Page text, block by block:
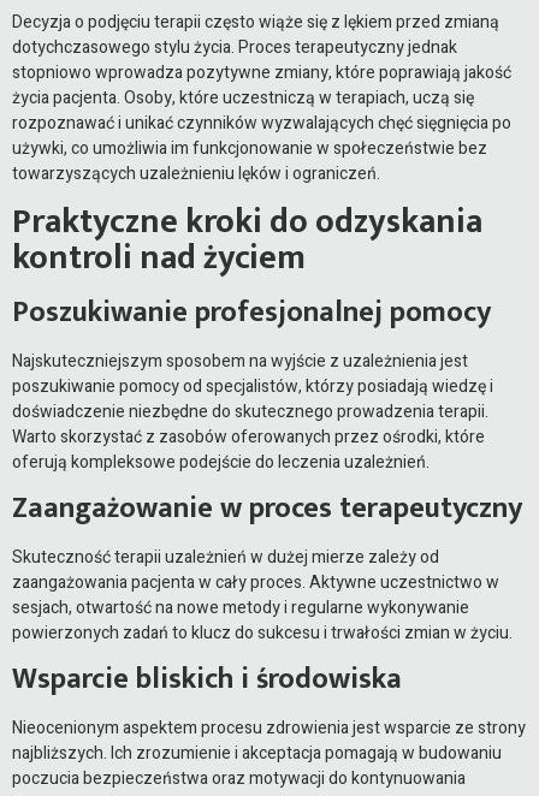
Decyzja o podjęciu terapii często wiąże się z lękiem przed zmianą
dotychczasowego stylu życia. Proces terapeutyczny jednak
stopniowo wprowadza pozytywne zmiany, które poprawiają jakość
życia pacjenta. Osoby, które uczestniczą w terapiach, uczą się
rozpoznawać i unikać czynników wyzwalających chęć sięgnięcia po
używki, co umożliwia im funkcjonowanie w społeczeństwie bez
towarzyszących uzależnieniu lęków i ograniczeń.
Praktyczne kroki do odzyskania
kontroli nad życiem
Poszukiwanie profesjonalnej pomocy
Najskuteczniejszym sposobem na wyjście z uzależnienia jest
poszukiwanie pomocy od specjalistów, którzy posiadają wiedzę i
doświadczenie niezbędne do skutecznego prowadzenia terapii.
Warto skorzystać z zasobów oferowanych przez ośrodki, które
oferują kompleksowe podejście do leczenia uzależnień.
Zaangażowanie w proces terapeutyczny
Skuteczność terapii uzależnień w dużej mierze zależy od
zaangażowania pacjenta w cały proces. Aktywne uczestnictwo w
sesjach, otwartość na nowe metody i regularne wykonywanie
powierzonych zadań to klucz do sukcesu i trwałości zmian w życiu.
Wsparcie bliskich i środowiska
Nieocenionym aspektem procesu zdrowienia jest wsparcie ze strony
najbliższych. Ich zrozumienie i akceptacja pomagają w budowaniu
poczucia bezpieczeństwa oraz motywacji do kontynuowania